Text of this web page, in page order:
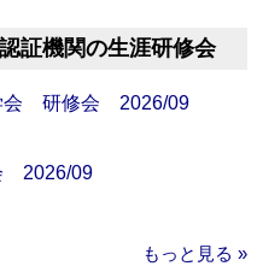
証機関の生涯研修会
会 研修会 2026/09
2026/09
もっと見る »